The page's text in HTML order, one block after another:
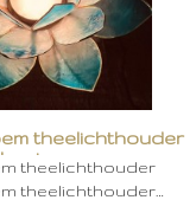
theelichthouder
theelichthouder
theelichthouder…